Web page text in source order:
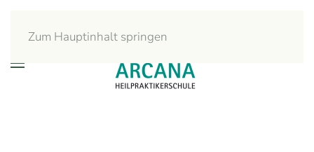
Zum Hauptinhalt springen